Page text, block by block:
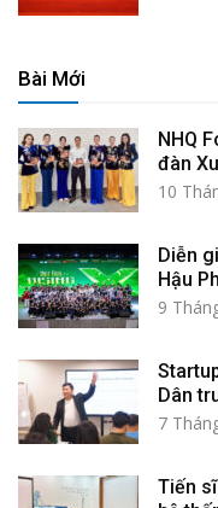
Bài Mới
NHQ
đàn
10
Diễn
Hậu
9
Dân
7
Tiến